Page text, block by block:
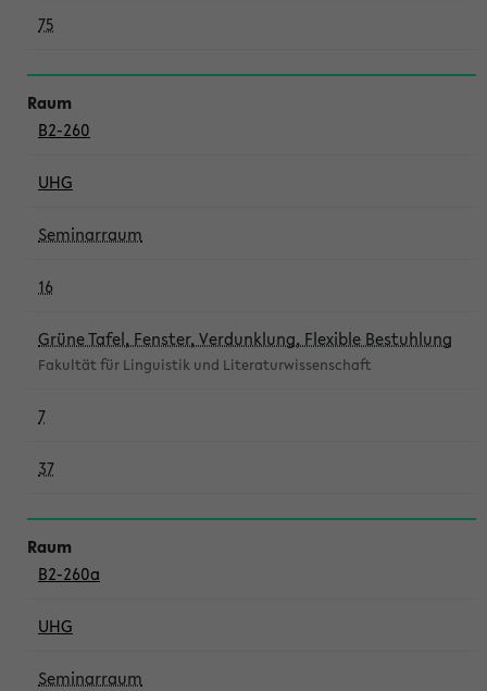
75
B2-260
UHG
Seminarraum
16
Grüne Tafel, Fenster, Verdunklung, Flexible Bestuhlung
Fakultät für Linguistik und Literaturwissenschaft
7
37
B2-260a
UHG
Seminarraum